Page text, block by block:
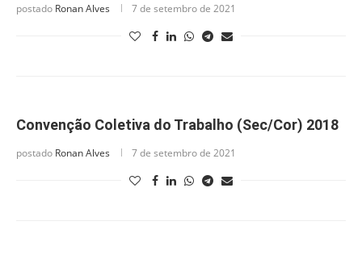
postado Ronan Alves 7 de setembro de 2021
Convenção Coletiva do Trabalho (Sec/Cor) 2018
postado Ronan Alves 7 de setembro de 2021